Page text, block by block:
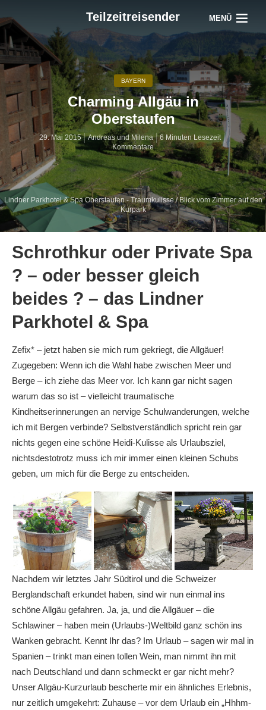
Teilzeitreisender MENÜ
Lindner Parkhotel & Spa Oberstaufen - Traumkulisse / Blick vom Zimmer auf den
Kurpark
BAYERN
Charming Allgäu in
Oberstaufen
29. Mai 2015 Andreas und Milena
6 Minuten Lesezeit
Kommentare
Schrothkur oder Private Spa
? – oder besser gleich
beides ? – das Lindner
Parkhotel & Spa
Zefix* – jetzt haben sie mich rum gekriegt, die Allgäuer!
Zugegeben: Wenn ich die Wahl habe zwischen Meer und
Berge – ich ziehe das Meer vor. Ich kann gar nicht sagen
warum das so ist – vielleicht traumatische
Kindheitserinnerungen an nervige Schulwanderungen, welche
ich mit Bergen verbinde? Selbstverständlich spricht rein gar
nichts gegen eine schöne Heidi-Kulisse als Urlaubsziel,
nichtsdestotrotz muss ich mir immer einen kleinen Schubs
geben, um mich für die Berge zu entscheiden.
Nachdem wir letztes Jahr Südtirol und die Schweizer
Berglandschaft erkundet haben, sind wir nun einmal ins
schöne Allgäu gefahren. Ja, ja, und die Allgäuer – die
Schlawiner – haben mein (Urlaubs-)Weltbild ganz schön ins
Wanken gebracht. Kennt Ihr das? Im Urlaub – sagen wir mal in
Spanien – trinkt man einen tollen Wein, man nimmt ihn mit
nach Deutschland und dann schmeckt er gar nicht mehr?
Unser Allgäu-Kurzurlaub bescherte mir ein ähnliches Erlebnis,
nur zeitlich umgekehrt: Zuhause – vor dem Urlaub ein „Hhhm-